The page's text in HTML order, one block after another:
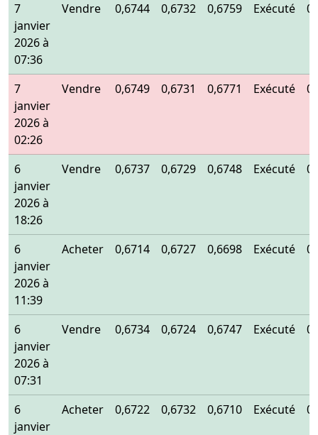
7
janvier
2026 à
07:36
Vendre 0,6744 0,6732 0,6759 Exécuté
7
janvier
2026 à
02:26
Vendre 0,6749 0,6731 0,6771 Exécuté
6
janvier
2026 à
18:26
Vendre 0,6737 0,6729 0,6748 Exécuté
6
janvier
2026 à
11:39
Acheter 0,6714 0,6727 0,6698 Exécuté
6
janvier
2026 à
07:31
Vendre 0,6734 0,6724 0,6747 Exécuté
6
janvier
Acheter 0,6722 0,6732 0,6710 Exécuté